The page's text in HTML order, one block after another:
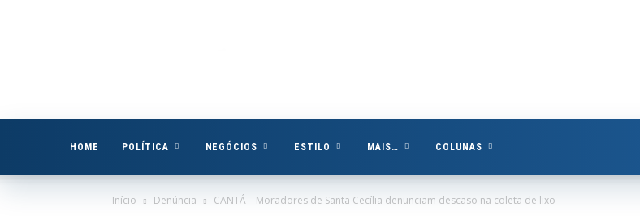
HOME POLÍTICA NEGÓCIOS ESTILO MAIS… COLUNAS
Início Denúncia CANTÁ – Moradores de Santa Cecília denunciam descaso na coleta de lixo